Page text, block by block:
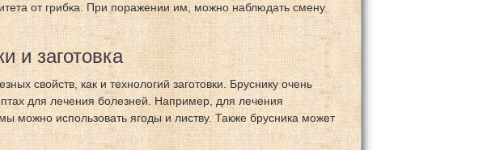
от грибка. При поражении им, можно наблюдать смену
и заготовка
свойств, как и технологий заготовки. Бруснику очень
для лечения болезней. Например, для лечения
можно использовать ягоды и листву. Также брусника может